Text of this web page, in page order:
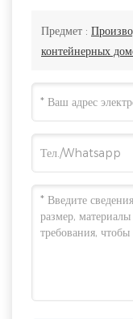
Предмет :
контейнерных